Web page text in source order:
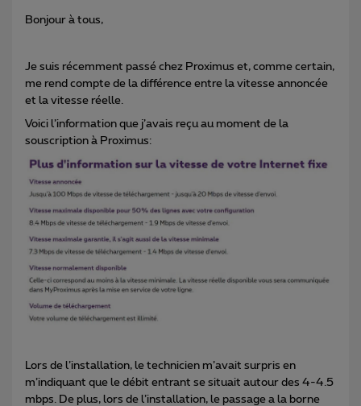
Bonjour à tous,
Je suis récemment passé chez Proximus et, comme certain,
me rend compte de la différence entre la vitesse annoncée
et la vitesse réelle.
Voici l’information que j’avais reçu au moment de la
souscription à Proximus:
Lors de l’installation, le technicien m’avait surpris en
m’indiquant que le débit entrant se situait autour des 4-4.5
mbps. De plus, lors de l’installation, le passage a la borne